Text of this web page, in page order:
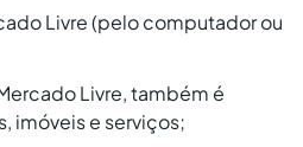
Livre (pelo computador ou
Livre, também é
imóveis e serviços;